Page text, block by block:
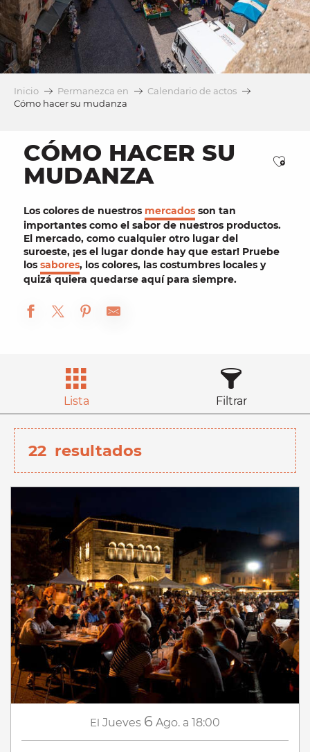
Inicio Permanezca en
Calendario de actos
Cómo hacer su mudanza
CÓMO HACER SU
MUDANZA
Los colores de nuestros mercados son tan
importantes como el sabor de nuestros productos.
El mercado, como cualquier otro lugar del
suroeste, ¡es el lugar donde hay que estar! Pruebe
los sabores, los colores, las costumbres locales y
quizá quiera quedarse aquí para siempre.
Lista Filtrar
22 resultados
El Jueves 6 Ago. a 18:00